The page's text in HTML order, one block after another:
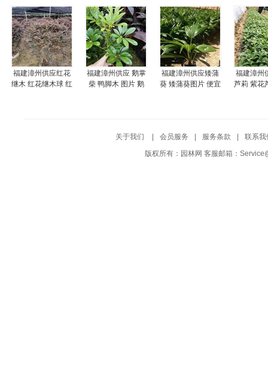
福建漳州供应红花
继木 红花继木球 红
福建漳州供应 鹅掌
柴 鸭脚木 图片 鹅
福建漳州供应矮蒲
葵 矮蒲葵图片 便宜
福建漳州
芦莉 紫花
关于我们 会员服务 服务条款
联系我
版权所有：园林网 客服邮箱：